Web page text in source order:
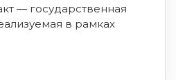
— государственная
в рамках